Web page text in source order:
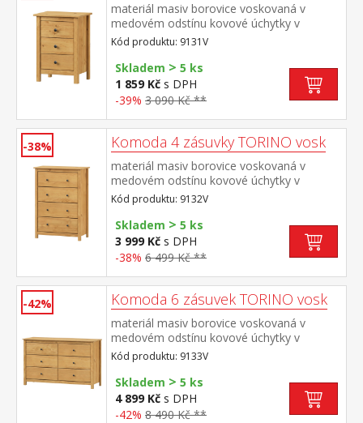
materiál masiv borovice voskovaná v
medovém odstínu kovové úchytky v
barevném provedení černěná mosaz tři
zásuvky s kovovými pojezdy
Kód produktu: 9131V
Skladem > 5 ks
1 859 Kč s DPH
-39% 3 090 Kč **
-38% Komoda 4 zásuvky TORINO vosk
materiál masiv borovice voskovaná v
medovém odstínu kovové úchytky v
barevném provedení černěná mosaz čtyři
zásuvky s kovovými pojezdy
Kód produktu: 9132V
Skladem > 5 ks
3 999 Kč s DPH
-38% 6 499 Kč **
-42% Komoda 6 zásuvek TORINO vosk
materiál masiv borovice voskovaná v
medovém odstínu kovové úchytky v
barevném provedení černěná mosaz šest
zásuvek s kovovými pojezdy
Kód produktu: 9133V
Skladem > 5 ks
4 899 Kč s DPH
-42% 8 490 Kč **